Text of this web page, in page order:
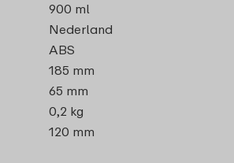
900 ml
Nederland
ABS
185 mm
65 mm
0,2 kg
120 mm